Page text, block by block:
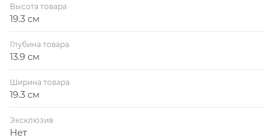
Высота товара
19.3 см
Глубина товара
13.9 см
Ширина товара
19.3 см
Эксклюзив
Нет